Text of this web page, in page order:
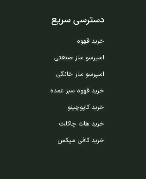
دسترسی سریع
خرید قهوه
اسپرسو ساز صنعتی
اسپرسو ساز خانگی
خرید قهوه سبز عمده
خرید کاپوچینو
خرید هات چاکلت
خرید کافی میکس